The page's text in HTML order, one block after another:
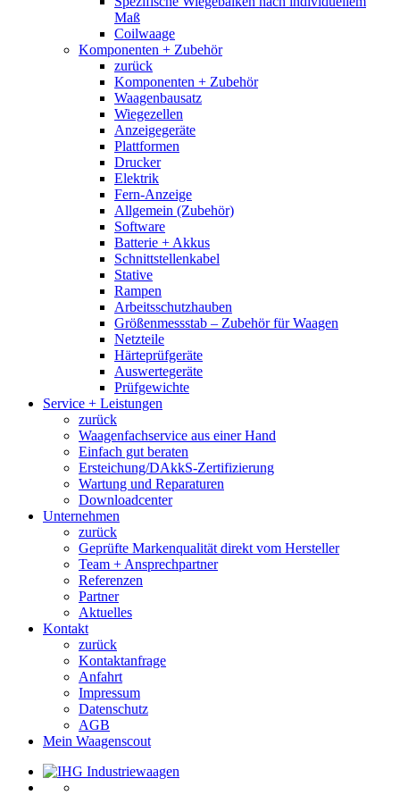
Maß
Coilwaage
Komponenten + Zubehör
zurück
Komponenten + Zubehör
Waagenbausatz
Wiegezellen
Anzeigegeräte
Plattformen
Drucker
Elektrik
Fern-Anzeige
Allgemein (Zubehör)
Software
Batterie + Akkus
Schnittstellenkabel
Stative
Rampen
Arbeitsschutzhauben
Größenmessstab – Zubehör für Waagen
Netzteile
Härteprüfgeräte
Auswertegeräte
Prüfgewichte
Service + Leistungen
zurück
Waagenfachservice aus einer Hand
Einfach gut beraten
Ersteichung/DAkkS-Zertifizierung
Wartung und Reparaturen
Downloadcenter
Unternehmen
zurück
Geprüfte Markenqualität direkt vom Hersteller
Team + Ansprechpartner
Referenzen
Partner
Aktuelles
Kontakt
zurück
Kontaktanfrage
Anfahrt
Impressum
Datenschutz
AGB
Mein Waagenscout